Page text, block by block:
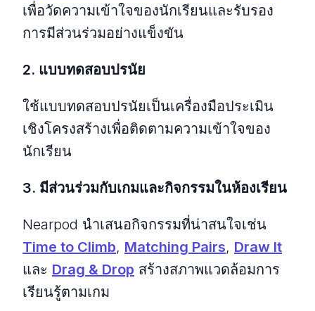
เพื่อวัดความเข้าใจของนักเรียนและรับรอง
การมีส่วนร่วมอย่างแข็งขัน
2. แบบทดสอบปรนัย
ใช้แบบทดสอบปรนัยเป็นเครื่องมือประเมิน
เชิงโครงสร้างเพื่อติดตามความเข้าใจของ
นักเรียน
3. มีส่วนร่วมกับเกมและกิจกรรมในห้องเรียน
Nearpod นําเสนอกิจกรรมที่น่าสนใจเช่น
Time to Climb, Matching Pairs, Draw It
และ Drag & Drop สร้างสภาพแวดล้อมการ
เรียนรู้ตามเกม